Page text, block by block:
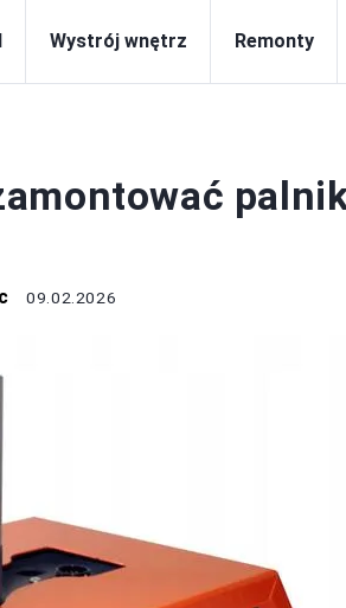
Wystrój wnętrz Remonty
09.02.2026